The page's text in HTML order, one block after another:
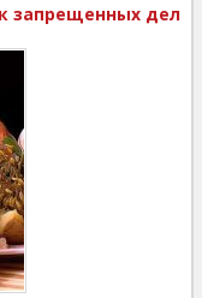
запрещенных дел